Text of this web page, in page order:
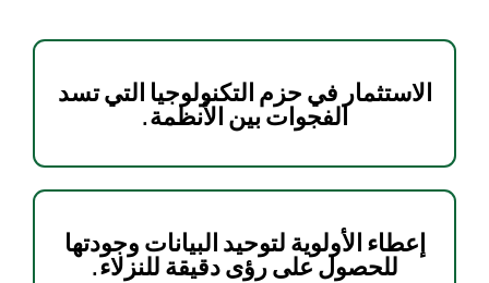
الاستثمار في حزم التكنولوجيا التي تسد
الفجوات بين الأنظمة.
إعطاء الأولوية لتوحيد البيانات وجودتها
للحصول على رؤى دقيقة للنزلاء.